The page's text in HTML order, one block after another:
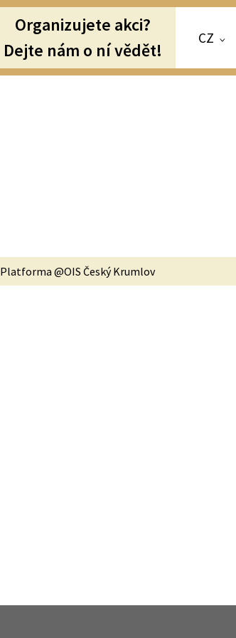
Organizujete akci?
Dejte nám o ní vědět!
CZ
Platforma @OIS Český Krumlov